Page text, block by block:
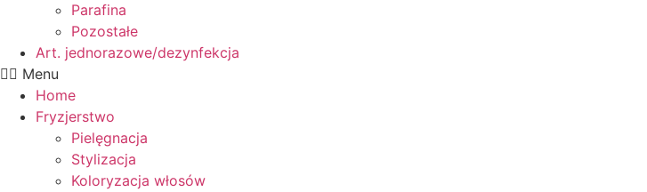
Parafina
Pozostałe
Art. jednorazowe/dezynfekcja
Menu
Home
Fryzjerstwo
Pielęgnacja
Stylizacja
Koloryzacja włosów